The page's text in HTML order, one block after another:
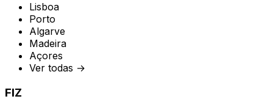
Lisboa
Porto
Algarve
Madeira
Açores
Ver todas →
FIZ